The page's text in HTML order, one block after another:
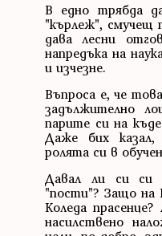
В едно трябда
"кърлеж", смучещ
дава лесни
напредъка на
и изчезне.
Въпроса е, че
задължително
парите си на
Даже бих
ролята си в
Давал ли си си
"пости"? Защо на
Коледа
насилствено